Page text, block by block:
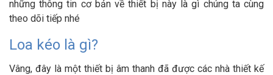
những thông tin cơ bản về thiết bị này là gì chúng ta cùng
theo dõi tiếp nhé
Loa kéo là gì?
Vâng, đây là một thiết bị âm thanh đã được các nhà thiết kế